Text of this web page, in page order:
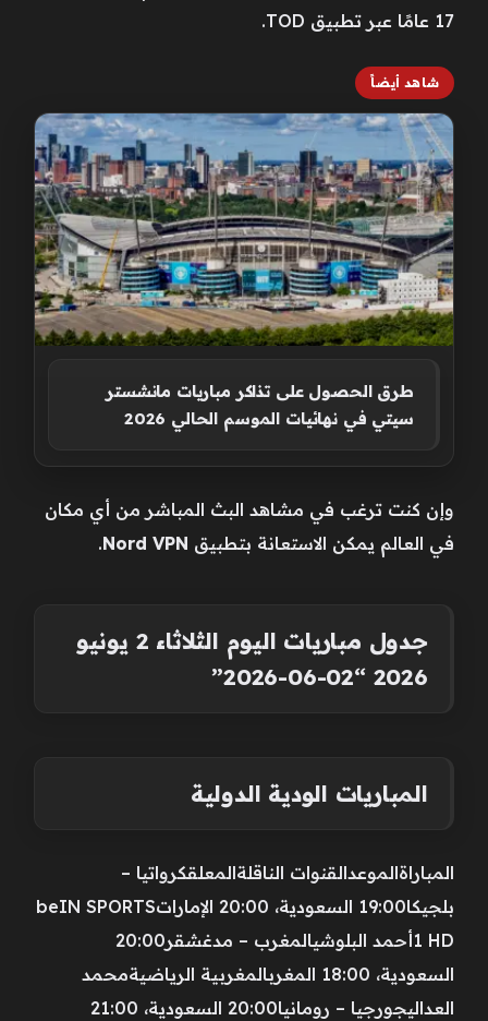
17 عامًا عبر تطبيق TOD.
شاهد أيضاً
طرق الحصول على تذاكر مباريات مانشستر
سيتي في نهائيات الموسم الحالي 2026
وإن كنت ترغب في مشاهد البث المباشر من أي مكان
في العالم يمكن الاستعانة بتطبيق Nord VPN
.
جدول مباريات اليوم الثلاثاء 2 يونيو
2026 “02-06-2026”
المباريات الودية الدولية
المباراةالموعدالقنوات الناقلةالمعلقكرواتيا –
بلجيكا19:00 السعودية، 20:00 الإماراتbeIN SPORTS
1 HDأحمد البلوشيالمغرب – مدغشقر20:00
السعودية، 18:00 المغربالمغربية الرياضيةمحمد
العداليجورجيا – رومانيا20:00 السعودية، 21:00